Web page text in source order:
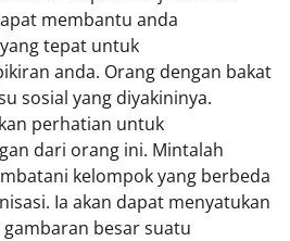
membantu anda
tepat untuk
anda. Orang dengan bakat
sosial yang diyakininya.
perhatian untuk
dari orang ini. Mintalah
kelompok yang berbeda
Ia akan dapat menyatukan
besar suatu